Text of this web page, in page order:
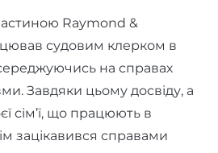
Raymond &
судовим клерком в
на справах
Завдяки цьому досвіду, а
сім’ї, що працюють в
зацікавився справами